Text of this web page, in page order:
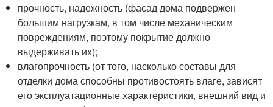
прочность, надежность (фасад дома подвержен
большим нагрузкам, в том числе механическим
повреждениям, поэтому покрытие должно
выдерживать их);
влагопрочность (от того, насколько составы для
отделки дома способны противостоять влаге, зависят
его эксплуатационные характеристики, внешний вид и